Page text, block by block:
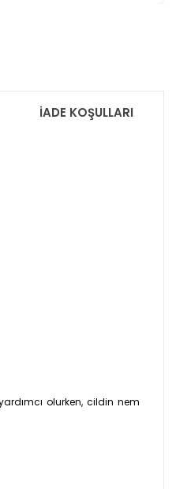
İADE KOŞULLARI
olurken, cildin nem